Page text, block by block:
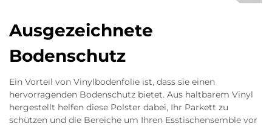
Ausgezeichnete
Bodenschutz
Ein Vorteil von Vinylbodenfolie ist, dass sie einen
hervorragenden Bodenschutz bietet. Aus haltbarem Vinyl
hergestellt helfen diese Polster dabei, Ihr Parkett zu
schützen und die Bereiche um Ihren Esstischensemble vor